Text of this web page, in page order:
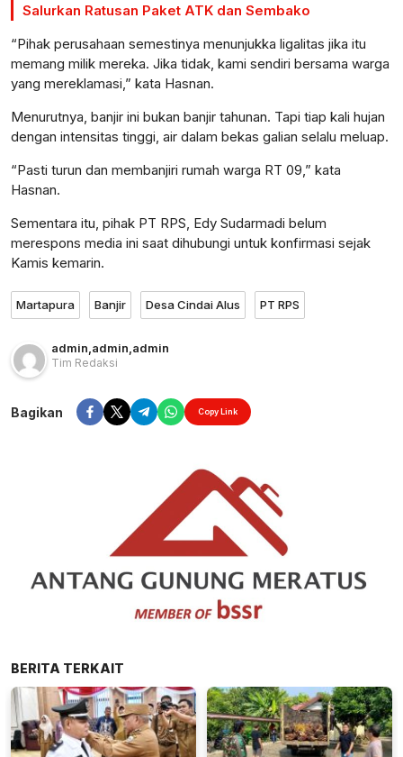
Salurkan Ratusan Paket ATK dan Sembako
“Pihak perusahaan semestinya menunjukka ligalitas jika itu
memang milik mereka. Jika tidak, kami sendiri bersama warga
yang mereklamasi,” kata Hasnan.
Menurutnya, banjir ini bukan banjir tahunan. Tapi tiap kali hujan
dengan intensitas tinggi, air dalam bekas galian selalu meluap.
“Pasti turun dan membanjiri rumah warga RT 09,” kata
Hasnan.
Sementara itu, pihak PT RPS, Edy Sudarmadi belum
merespons media ini saat dihubungi untuk konfirmasi sejak
Kamis kemarin.
Martapura Banjir Desa Cindai Alus PT RPS
admin admin admin
Tim Redaksi
Bagikan Copy Link
BERITA TERKAIT